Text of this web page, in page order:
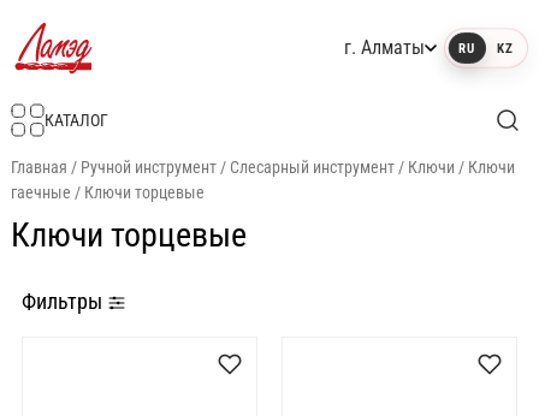
г. Алматы RU KZ
КАТАЛОГ
Главная / Ручной инструмент/ Слесарный инструмент/ Ключи / Ключи
гаечные / Ключи торцевые
Ключи торцевые
Фильтры